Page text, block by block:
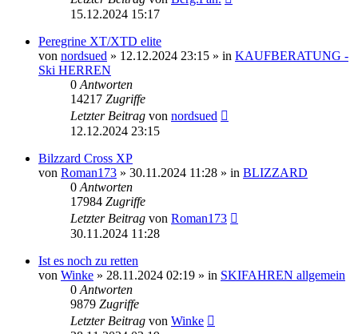
15.12.2024 15:17
Peregrine XT/XTD elite
von nordsued » 12.12.2024 23:15 » in KAUFBERATUNG -
Ski HERREN
0 Antworten
14217 Zugriffe
Letzter Beitrag von nordsued
12.12.2024 23:15
Bilzzard Cross XP
von Roman173 » 30.11.2024 11:28 » in BLIZZARD
0 Antworten
17984 Zugriffe
Letzter Beitrag von Roman173
30.11.2024 11:28
Ist es noch zu retten
von Winke » 28.11.2024 02:19 » in SKIFAHREN allgemein
0 Antworten
9879 Zugriffe
Letzter Beitrag von Winke